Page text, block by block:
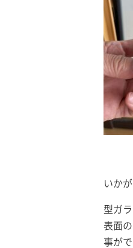
いか
型ガ
表面
事がで